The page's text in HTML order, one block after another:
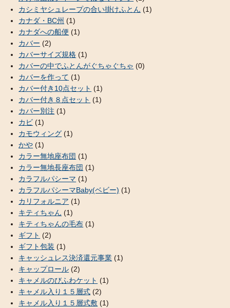
カシミヤシュレープの合い掛けふとん (1)
カナダ・BC州 (1)
カナダへの船便 (1)
カバー (2)
カバーサイズ規格 (1)
カバーの中でふとんがぐちゃぐちゃ (0)
カバーを作って (1)
カバー付き10点セット (1)
カバー付き８点セット (1)
カバー別注 (1)
カビ (1)
カモウィング (1)
かや (1)
カラー無地座布団 (1)
カラー無地長座布団 (1)
カラフルパシーマ (1)
カラフルパシーマBaby(ベビー) (1)
カリフォルニア (1)
キティちゃん (1)
キティちゃんの毛布 (1)
ギフト (2)
ギフト包装 (1)
キャッシュレス決済還元事業 (1)
キャップロール (2)
キャメルのびふわケット (1)
キャメル入り１５層式 (2)
キャメル入り１５層式敷 (1)